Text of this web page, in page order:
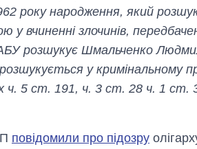
року народження, який
у вчиненні злочинів,
розшукує Шмальченко
у кримінальному
ч. 5 ст. 191, ч. 3 ст. 28 ч. 1 ст.
повідомили про підозру